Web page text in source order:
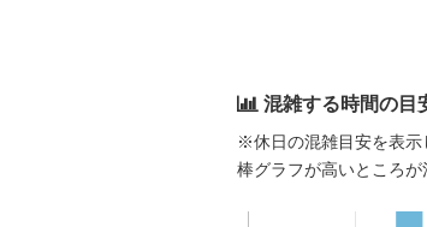
混雑する時間の目
※休日の混雑目安を表示
棒グラフが高いところが